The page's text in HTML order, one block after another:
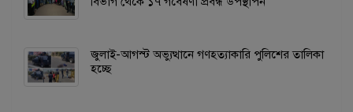
জুলাই-আগস্ট অভ্যুত্থানে গণহত্যাকারি পুলিশের তালিকা
হচ্ছে